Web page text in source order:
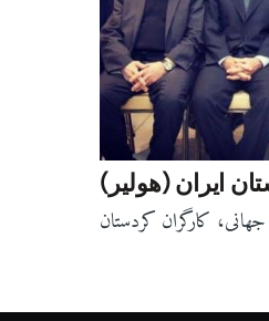
ایران (هولیر)
کارگران کردستان